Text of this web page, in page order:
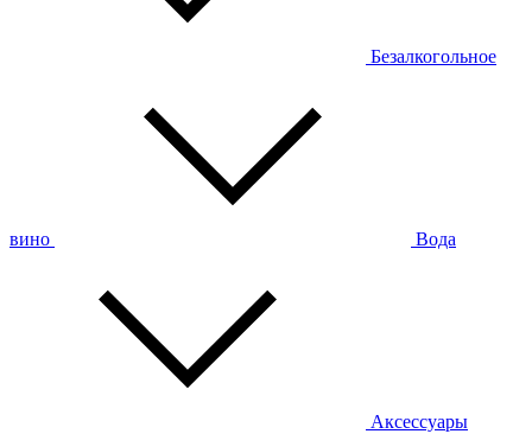
Безалкогольное
вино Вода
Аксессуары